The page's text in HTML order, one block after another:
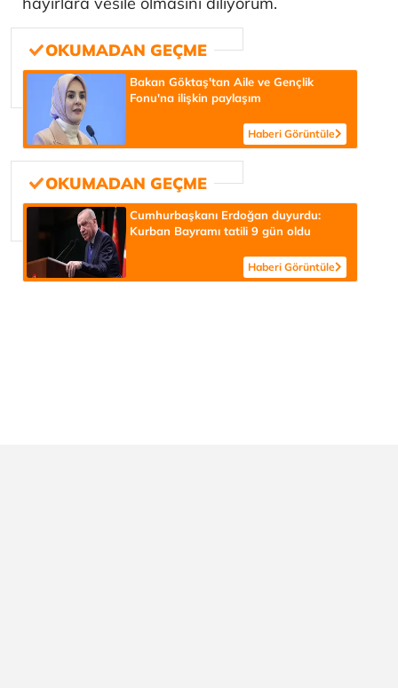
Bakan Göktaş'tan Aile ve Gençlik
Fonu'na ilişkin paylaşım
Haberi Görüntüle
Cumhurbaşkanı Erdoğan duyurdu:
Kurban Bayramı tatili 9 gün oldu
Haberi Görüntüle